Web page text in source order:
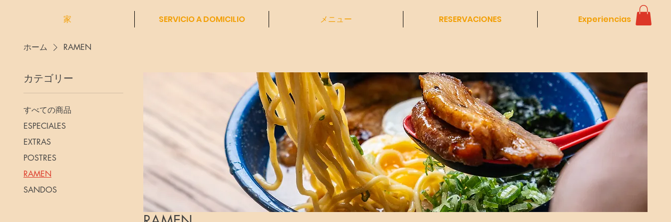
家 SERVICIO A DOMICILIO メニュー RESERVACIONES Experiencias
ホーム RAMEN
カテゴリー
すべての商品
ESPECIALES
EXTRAS
POSTRES
RAMEN
SANDOS